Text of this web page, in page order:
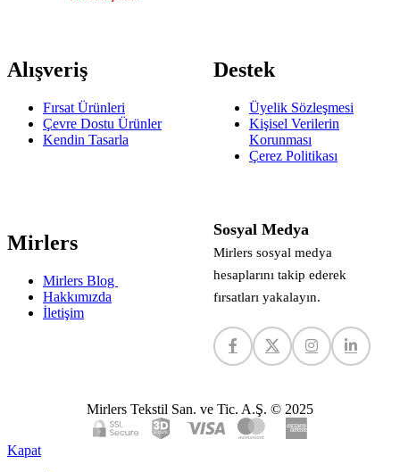
Alışveriş
Fırsat Ürünleri
Çevre Dostu Ürünler
Kendin Tasarla
Destek
Üyelik Sözleşmesi
Kişisel Verilerin
Korunması
Çerez Politikası
Mirlers
Mirlers Blog
Hakkımızda
İletişim
Sosyal Medya
Mirlers sosyal medya
hesaplarını takip ederek
fırsatları yakalayın.
Mirlers Tekstil San. ve Tic. A.Ş. © 2025
Kapat